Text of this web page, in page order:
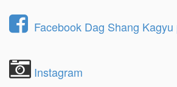
Facebook Dag Shang
Instagram